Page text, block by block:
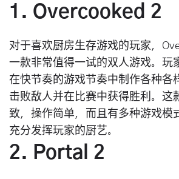
1. Overcooked 2
对于喜欢厨房生存游戏的玩家，
一款非常值得一试的双人游戏。玩
在快节奏的游戏节奏中制作各种各
击败敌人并在比赛中获得胜利。这
致，操作简单，而且有多种游戏模
充分发挥玩家的厨艺。
2. Portal 2